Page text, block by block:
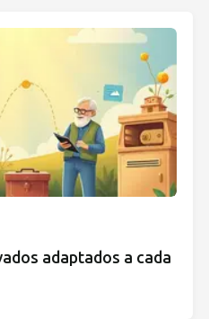
adaptados a cada